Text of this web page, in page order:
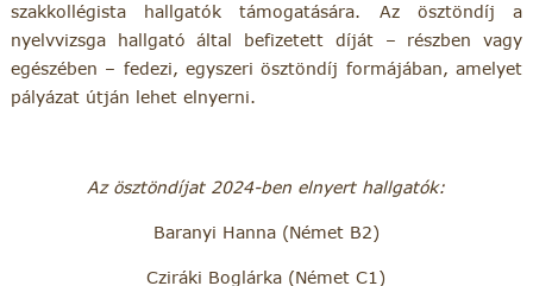
szakkollégista hallgatók támogatására. Az ösztöndíj a
nyelvvizsga hallgató által befizetett díját – részben vagy
egészében – fedezi, egyszeri ösztöndíj formájában, amelyet
pályázat útján lehet elnyerni.
Az ösztöndíjat 2024-ben elnyert hallgatók:
Baranyi Hanna (Német B2)
Cziráki Boglárka (Német C1)